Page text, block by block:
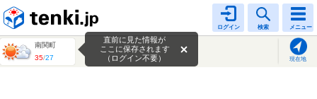
ログイン 検索 メニュー
南関町
35/27 現在地
直前に見た情報が
ここに保存されます
（ログイン不要）